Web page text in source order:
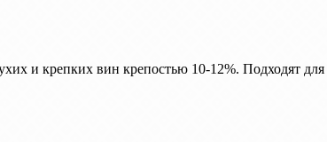
и крепких вин крепостью 10-12%. Подходят для